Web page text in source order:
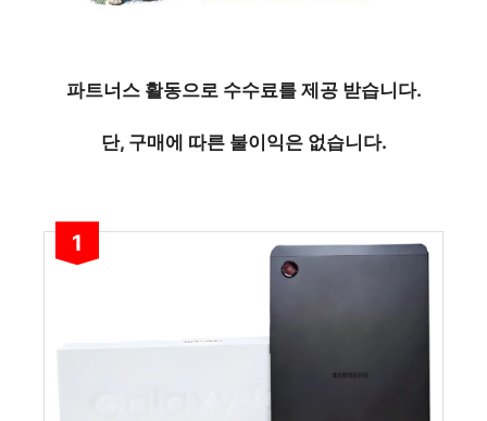
파트너스 활동으로 수수료를 제공 받습니다.
단, 구매에 따른 불이익은 없습니다.
1